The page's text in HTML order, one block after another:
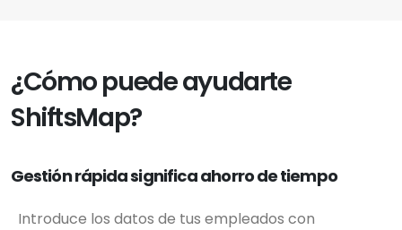
¿Cómo puede ayudarte
ShiftsMap?
Gestión rápida significa ahorro de tiempo
Introduce los datos de tus empleados con